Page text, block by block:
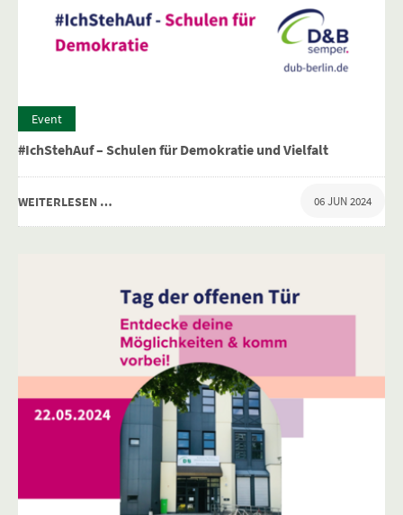
Event
#IchStehAuf – Schulen für Demokratie und Vielfalt
WEITERLESEN … 06 JUN 2024